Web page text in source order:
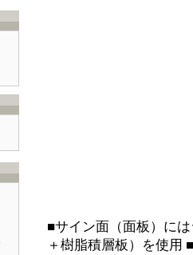
■サイン面（面板）に
＋樹脂積層板）を使用